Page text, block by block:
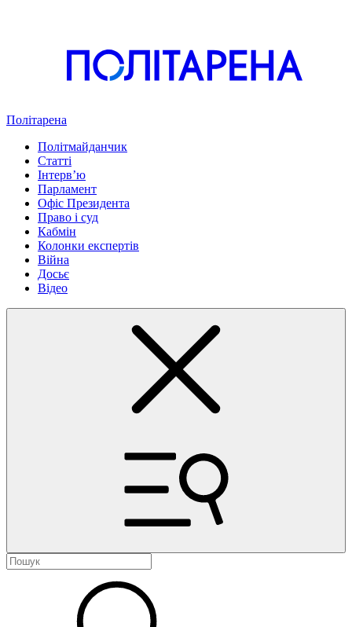
Політарена
Політмайданчик
Статті
Інтервʼю
Парламент
Офіс Президента
Право і суд
Кабмін
Колонки експертів
Війна
Досьє
Відео